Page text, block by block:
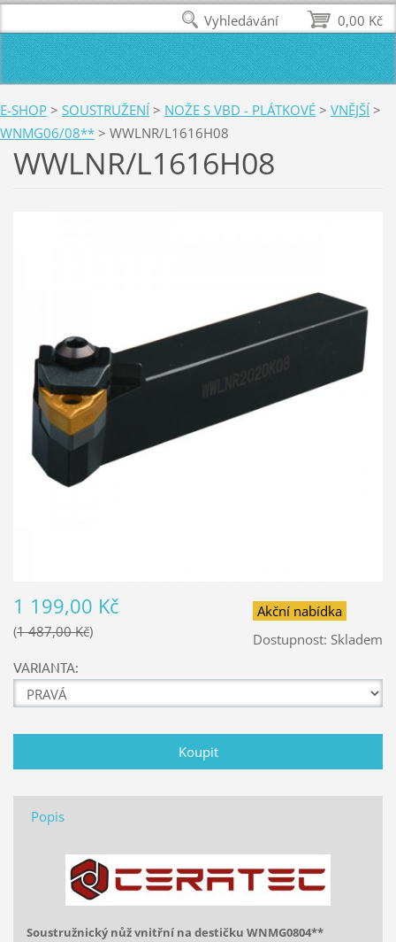
E-SHOP > SOUSTRUŽENÍ > NOŽE S VBD - PLÁTKOVÉ > VNĚJŠÍ >
WNMG06/08** > WWLNR/L1616H08
WWLNR/L1616H08
Akční nabídka
Dostupnost: Skladem
1 199,00 Kč
1 487,00 Kč
VARIANTA:
Popis
Soustružnický nůž vnitřní na destičku WNMG0804**
0,00 Kč
Vyhledávání